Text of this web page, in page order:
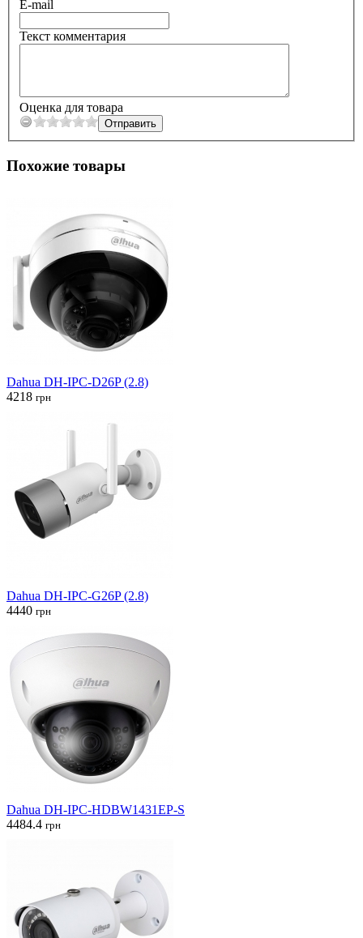
E-mail
Текст комментария
Оценка для товара
Похожие товары
Dahua DH-IPC-D26P (2.8)
4218 грн
Dahua DH-IPC-G26P (2.8)
4440 грн
Dahua DH-IPC-HDBW1431EP-S
4484.4 грн